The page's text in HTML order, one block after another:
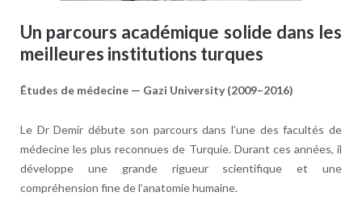
Un parcours académique solide dans les
meilleures institutions turques
Études de médecine — Gazi University (2009–2016)
Le Dr Demir débute son parcours dans l’une des facultés de
médecine les plus reconnues de Turquie. Durant ces années, il
développe une grande rigueur scientifique et une
compréhension fine de l’anatomie humaine.